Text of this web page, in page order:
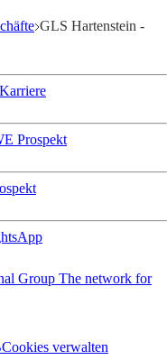
GLS Hartenstein -
Karriere
Prospekt
App
Group The network for
Cookies verwalten